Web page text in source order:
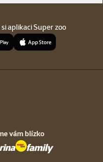
aplikaci Super zoo
vám blízko